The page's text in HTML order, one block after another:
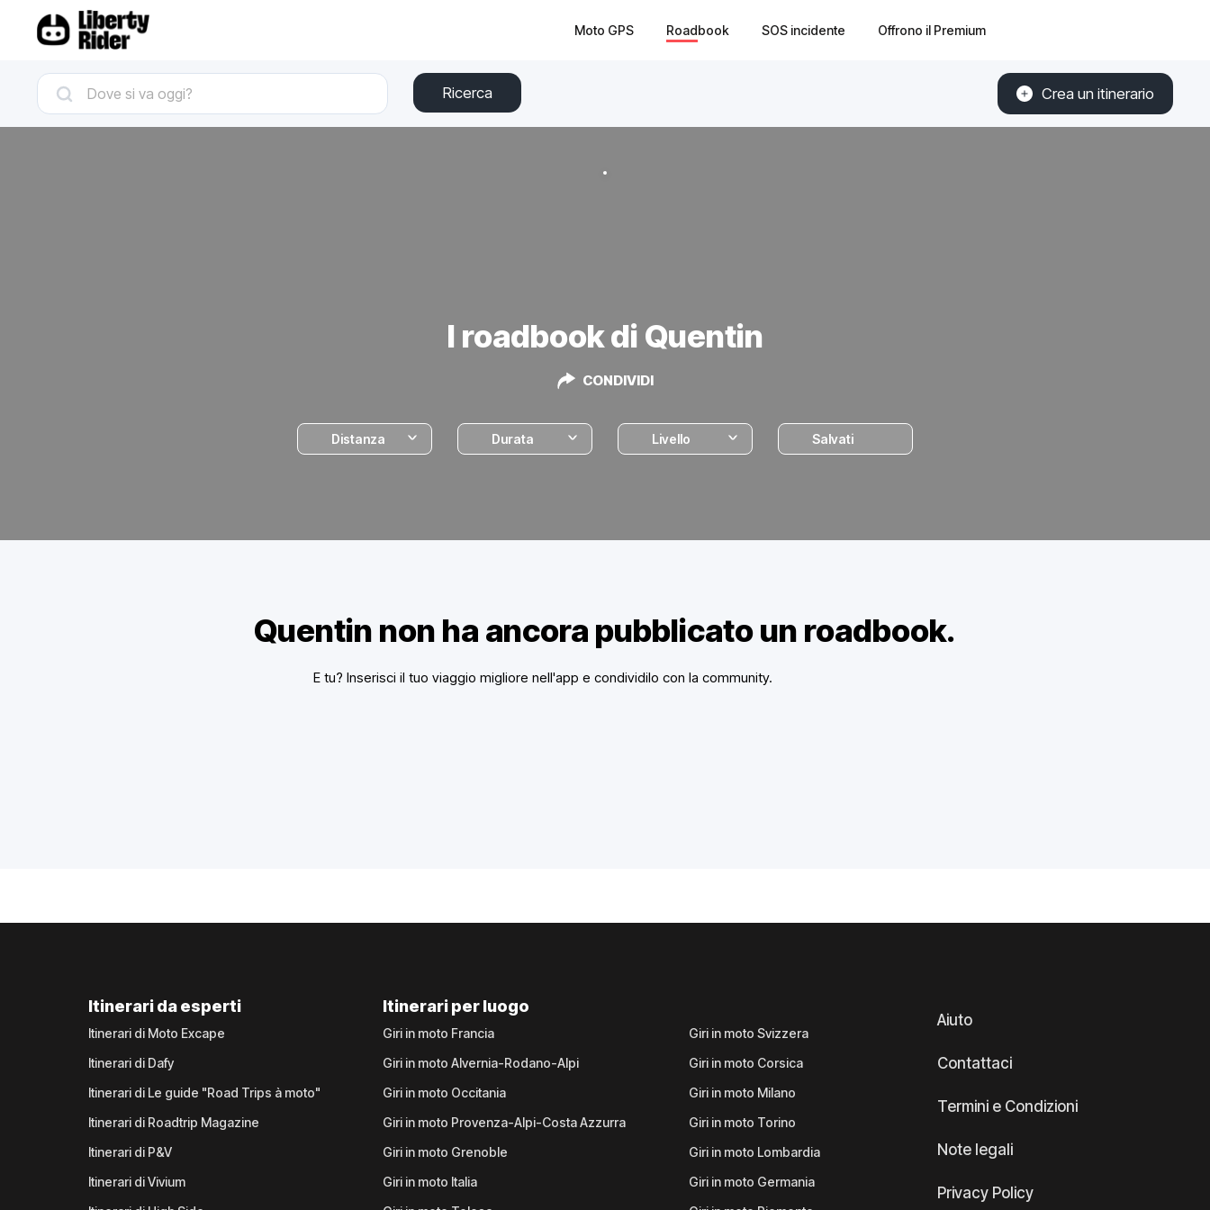
Moto GPS Roadbook SOS incidente Offrono il Premium
Ricerca Crea un itinerario
I roadbook di Quentin
CONDIVIDI
Distanza Durata Livello Salvati
Quentin non ha ancora pubblicato un roadbook.
E tu? Inserisci il tuo viaggio migliore nell'app e condividilo con la community.
Itinerari da esperti
Itinerari di Moto Excape
Itinerari di Dafy
Itinerari di Le guide "Road Trips à moto"
Itinerari di Roadtrip Magazine
Itinerari di P&V
Itinerari di Vivium
Itinerari per luogo
Giri in moto Francia
Giri in moto Alvernia-Rodano-Alpi
Giri in moto Occitania
Giri in moto Provenza-Alpi-Costa Azzurra
Giri in moto Grenoble
Giri in moto Italia
Giri in moto Svizzera
Giri in moto Corsica
Giri in moto Milano
Giri in moto Torino
Giri in moto Lombardia
Giri in moto Germania
Aiuto
Contattaci
Termini e Condizioni
Note legali
Privacy Policy